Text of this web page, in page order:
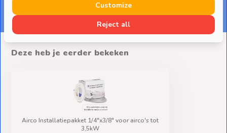
Deze heb je eerder bekeken
Airco Installatiepakket 1/4"x3/8" voor airco's tot
3,5kW
Reject all
Customize